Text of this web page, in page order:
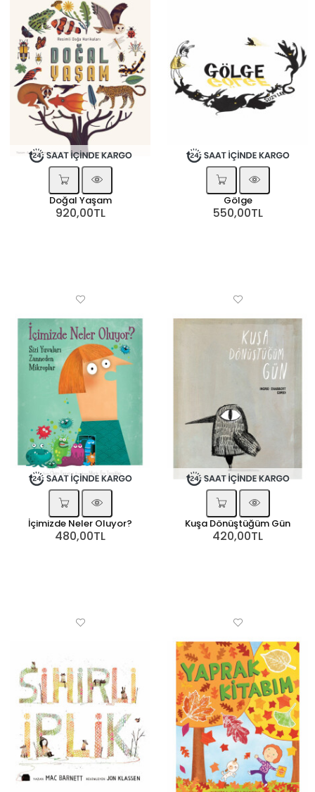
Doğal Yaşam
920,00TL
Gölge
550,00TL
İçimizde Neler Oluyor?
480,00TL
Kuşa Dönüştüğüm Gün
420,00TL